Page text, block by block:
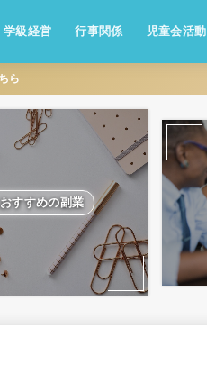
学級経営 行事関係 児童会活動
ら
すすめの副業